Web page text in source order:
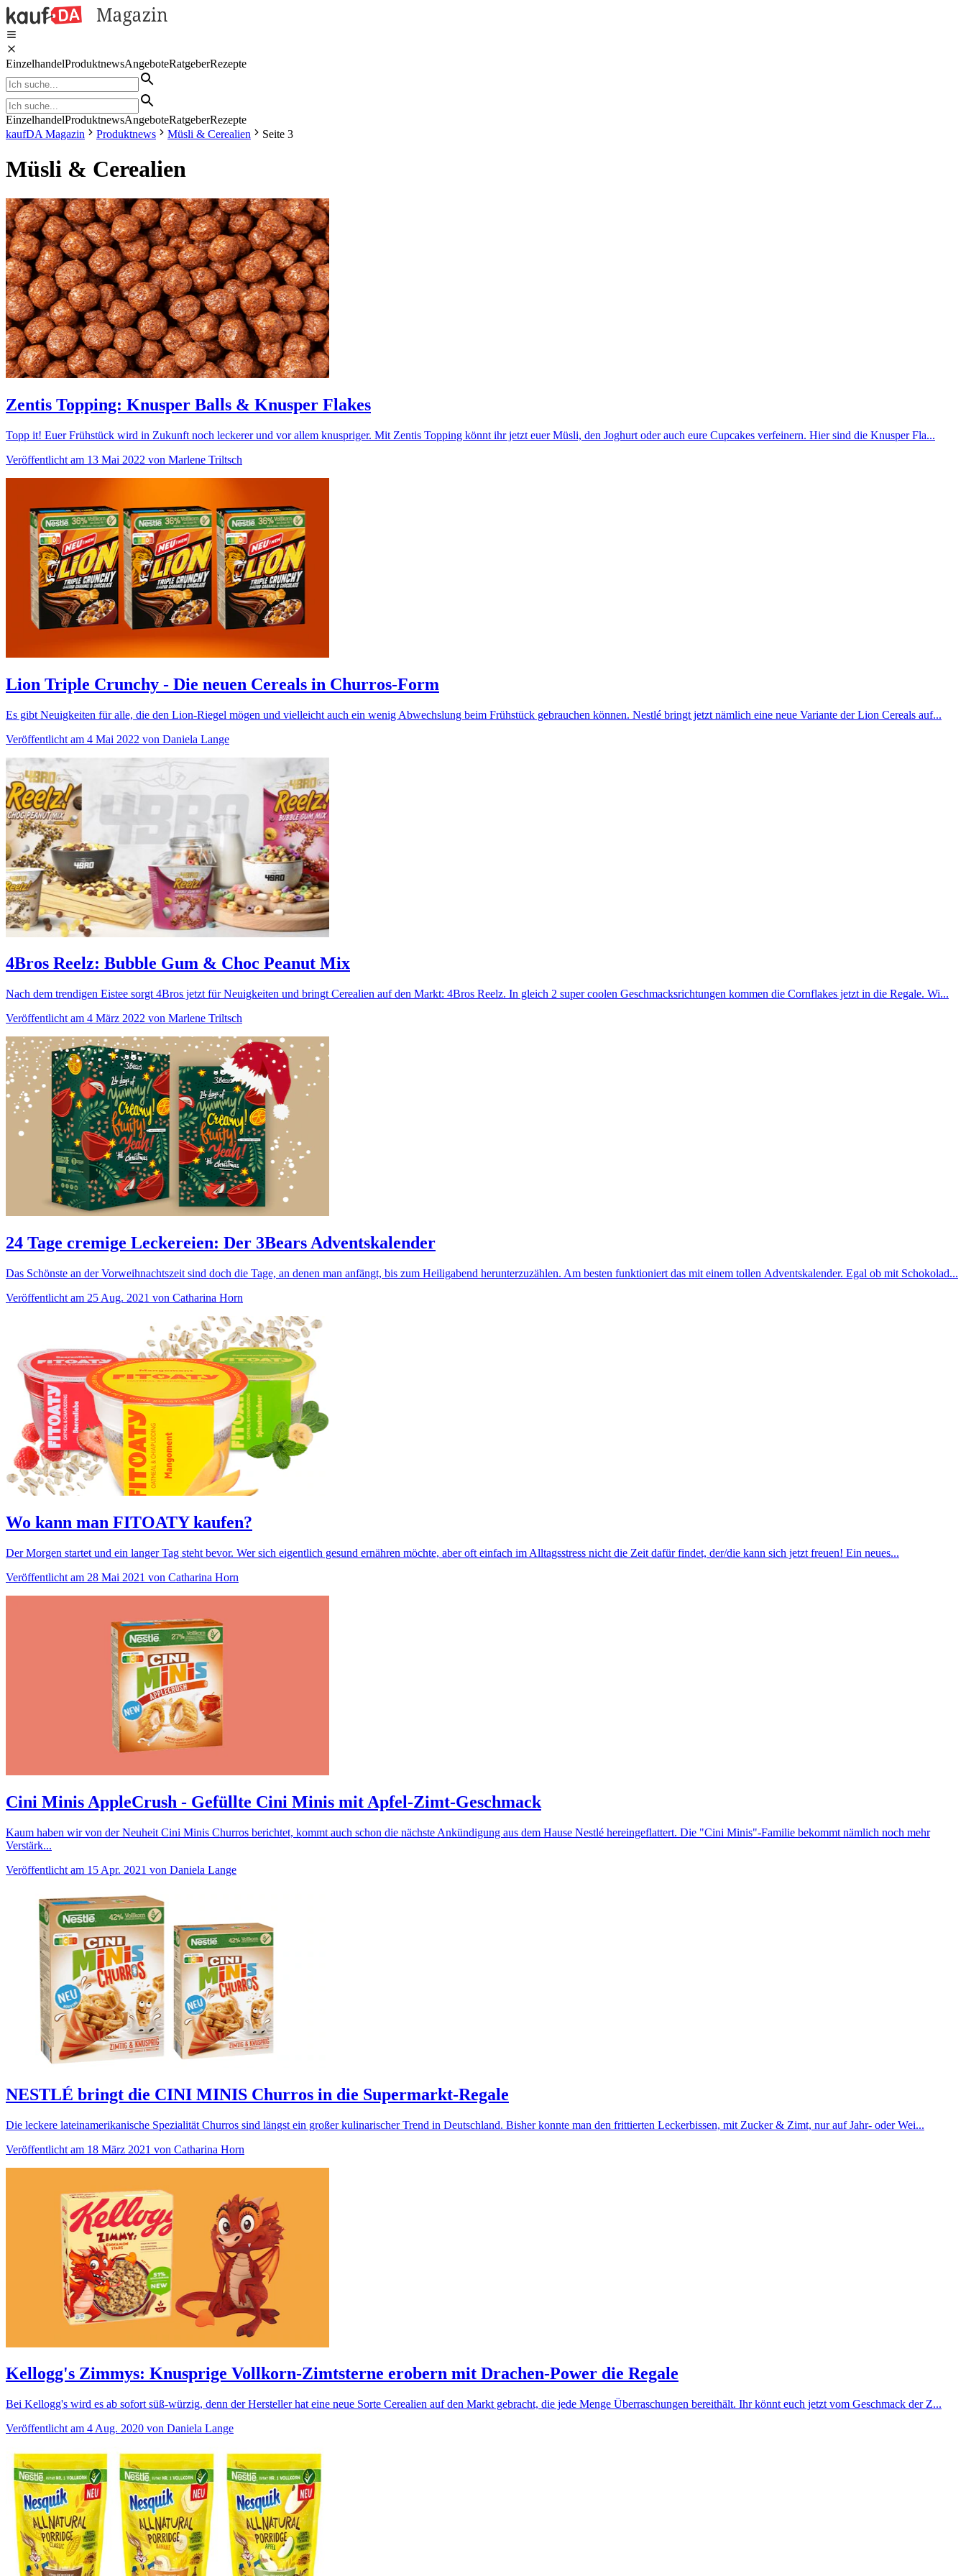
EinzelhandelProduktnewsAngeboteRatgeberRezepte
EinzelhandelProduktnewsAngeboteRatgeberRezepte
kaufDA Magazin
Produktnews Müsli & Cerealien Seite 3
Müsli & Cerealien
Zentis Topping: Knusper Balls & Knusper Flakes
Topp it! Euer Frühstück wird in Zukunft noch leckerer und vor allem knuspriger. Mit Zentis Topping könnt ihr jetzt euer Müsli, den Joghurt oder auch eure Cupcakes verfeinern. Hier sind die Knusper Fla...
Veröffentlicht am 13 Mai 2022 von Marlene Triltsch
Lion Triple Crunchy - Die neuen Cereals in Churros-Form
Es gibt Neuigkeiten für alle, die den Lion-Riegel mögen und vielleicht auch ein wenig Abwechslung beim Frühstück gebrauchen können. Nestlé bringt jetzt nämlich eine neue Variante der Lion Cereals auf...
Veröffentlicht am 4 Mai 2022 von Daniela Lange
4Bros Reelz: Bubble Gum & Choc Peanut Mix
Nach dem trendigen Eistee sorgt 4Bros jetzt für Neuigkeiten und bringt Cerealien auf den Markt: 4Bros Reelz. In gleich 2 super coolen Geschmacksrichtungen kommen die Cornflakes jetzt in die Regale. Wi...
Veröffentlicht am 4 März 2022 von Marlene Triltsch
24 Tage cremige Leckereien: Der 3Bears Adventskalender
Das Schönste an der Vorweihnachtszeit sind doch die Tage, an denen man anfängt, bis zum Heiligabend herunterzuzählen. Am besten funktioniert das mit einem tollen Adventskalender. Egal ob mit Schokolad...
Veröffentlicht am 25 Aug. 2021 von Catharina Horn
Wo kann man FITOATY kaufen?
Der Morgen startet und ein langer Tag steht bevor. Wer sich eigentlich gesund ernähren möchte, aber oft einfach im Alltagsstress nicht die Zeit dafür findet, der/die kann sich jetzt freuen! Ein neues...
Veröffentlicht am 28 Mai 2021 von Catharina Horn
Cini Minis AppleCrush - Gefüllte Cini Minis mit Apfel-Zimt-Geschmack
Kaum haben wir von der Neuheit Cini Minis Churros berichtet, kommt auch schon die nächste Ankündigung aus dem Hause Nestlé hereingeflattert. Die "Cini Minis"-Familie bekommt nämlich noch mehr
Verstärk...
Veröffentlicht am 15 Apr. 2021 von Daniela Lange
NESTLÉ bringt die CINI MINIS Churros in die Supermarkt-Regale
Die leckere lateinamerikanische Spezialität Churros sind längst ein großer kulinarischer Trend in Deutschland. Bisher konnte man den frittierten Leckerbissen, mit Zucker & Zimt, nur auf Jahr- oder Wei...
Veröffentlicht am 18 März 2021 von Catharina Horn
Kellogg's Zimmys: Knusprige Vollkorn-Zimtsterne erobern mit Drachen-Power die Regale
Bei Kellogg's wird es ab sofort süß-würzig, denn der Hersteller hat eine neue Sorte Cerealien auf den Markt gebracht, die jede Menge Überraschungen bereithält. Ihr könnt euch jetzt vom Geschmack der Z...
Veröffentlicht am 4 Aug. 2020 von Daniela Lange